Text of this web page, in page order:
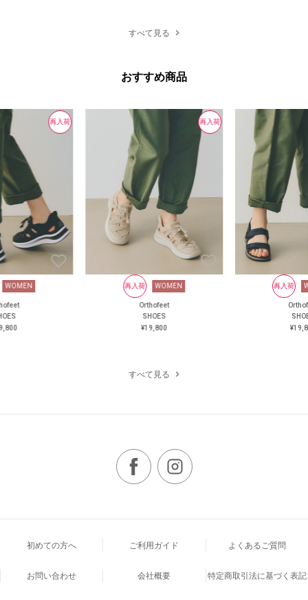
すべて見る
おすすめ商品
再入荷
WOMEN
再入荷
再入荷 WOMEN
Orthofeet
SHOES
¥19,800
再入荷
すべて見る
初めての方へ ご利用ガイド よくあるご質問
お問い合わせ 会社概要 特定商取引法に基づく表記